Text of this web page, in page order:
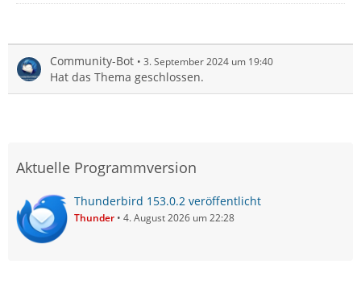
Community-Bot 3. September 2024 um 19:40
Hat das Thema geschlossen.
Aktuelle Programmversion
Thunderbird 153.0.2 veröffentlicht
Thunder 4. August 2026 um 22:28